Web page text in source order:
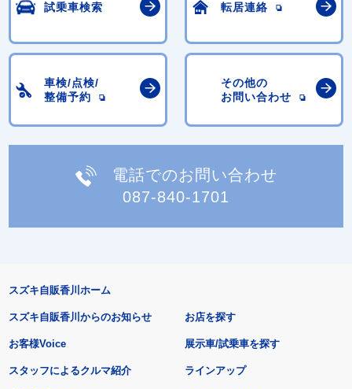
試乗車検索 転居連絡
車検/点検/
整備予約
その他の
お問い合わせ
電話でのお問い合わせ
087-840-1701
スズキ自販香川ホーム
スズキ自販香川からのお知らせ
お客様Voice
スタッフによるクルマ紹介
お店を探す
展示車/試乗車を探す
ラインアップ